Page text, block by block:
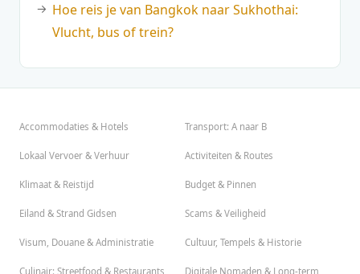
Hoe reis je van Bangkok naar Sukhothai:
Vlucht, bus of trein?
Accommodaties & Hotels Transport: A naar B
Lokaal Vervoer & Verhuur Activiteiten & Routes
Klimaat & Reistijd Budget & Pinnen
Eiland & Strand Gidsen Scams & Veiligheid
Visum, Douane & Administratie Cultuur, Tempels & Historie
Culinair: Streetfood & Restaurants Digitale Nomaden & Long-term